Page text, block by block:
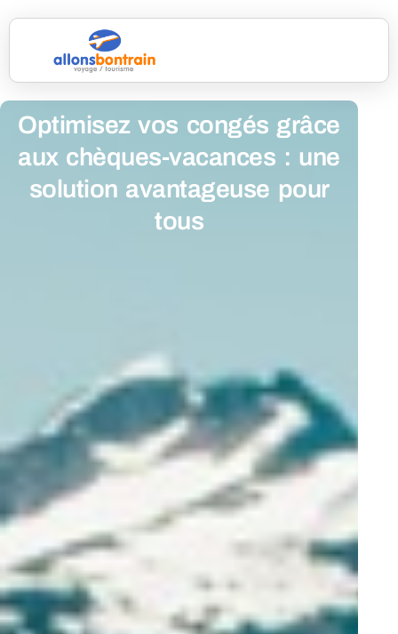
Optimisez vos congés grâce
aux chèques-vacances : une
solution avantageuse pour
tous